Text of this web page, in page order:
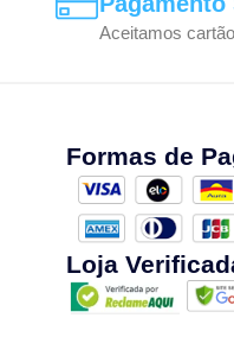
Aceitamos
Formas de
Loja